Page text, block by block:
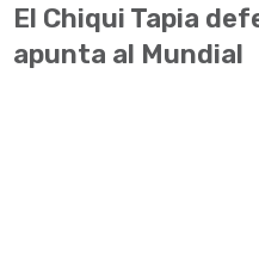
El Chiqui Tapia
apunta al Mundial